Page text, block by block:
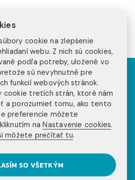
NA NAŠOM
cookie na zlepšenie
webu. Z nich sú cookies,
podľa potreby, uložené vo
sú nevyhnutné pre
funkcií webových stránok.
cookie tretích strán, ktoré nám
a porozumieť tomu, ako tento
preferencie môžete
naNastavenie cookies.
môžete prečítať tu.
SO VŠETKÝM